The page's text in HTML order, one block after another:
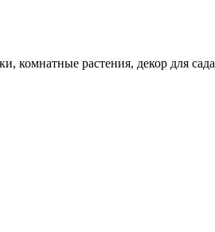
комнатные растения, декор для сада